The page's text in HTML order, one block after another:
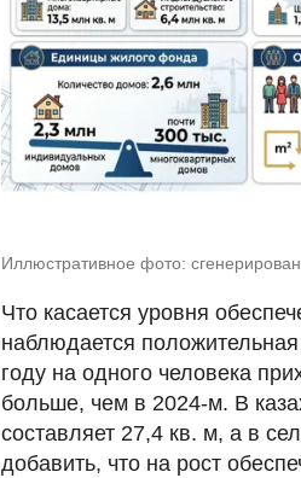
Иллюстративное фото:
Что касается уровня
наблюдается
году на одного человека
больше, чем в 2024-м. В
составляет 27,4 кв. м, а в
добавить, что на рост